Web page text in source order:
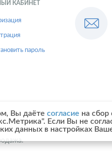
КАБИНЕТ
пароль
Вы даёте согласие на
Если Вы не
данных в настройках